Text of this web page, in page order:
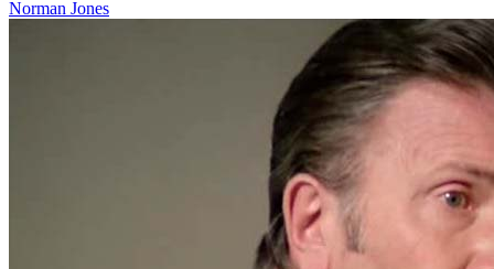
Norman Jones